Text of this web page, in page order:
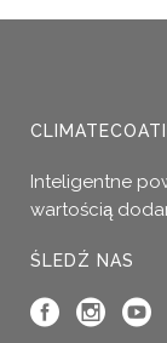
Inteligentne
wartością
ŚLEDŹ NAS